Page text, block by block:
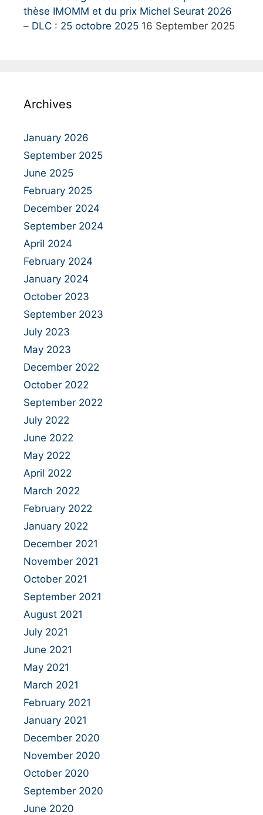
thèse IMOMM et du prix Michel Seurat 2026
– DLC : 25 octobre 2025 16 September 2025
Archives
January 2026
September 2025
June 2025
February 2025
December 2024
September 2024
April 2024
February 2024
January 2024
October 2023
September 2023
July 2023
May 2023
December 2022
October 2022
September 2022
July 2022
June 2022
May 2022
April 2022
March 2022
February 2022
January 2022
December 2021
November 2021
October 2021
September 2021
August 2021
July 2021
June 2021
May 2021
March 2021
February 2021
January 2021
December 2020
November 2020
October 2020
September 2020
June 2020